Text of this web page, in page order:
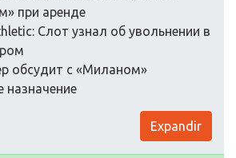
при аренде
Слот узнал об увольнении в
обсудит с «Миланом»
Expandir